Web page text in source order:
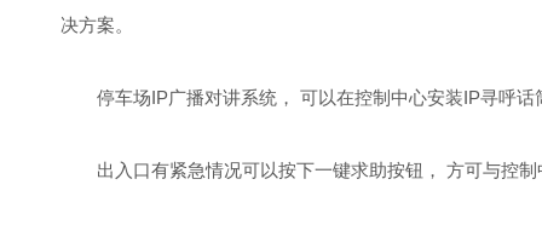
决方案。
停车场IP广播对讲系统， 可以在控制中心安装IP寻呼话
出入口有紧急情况可以按下一键求助按钮， 方可与控制